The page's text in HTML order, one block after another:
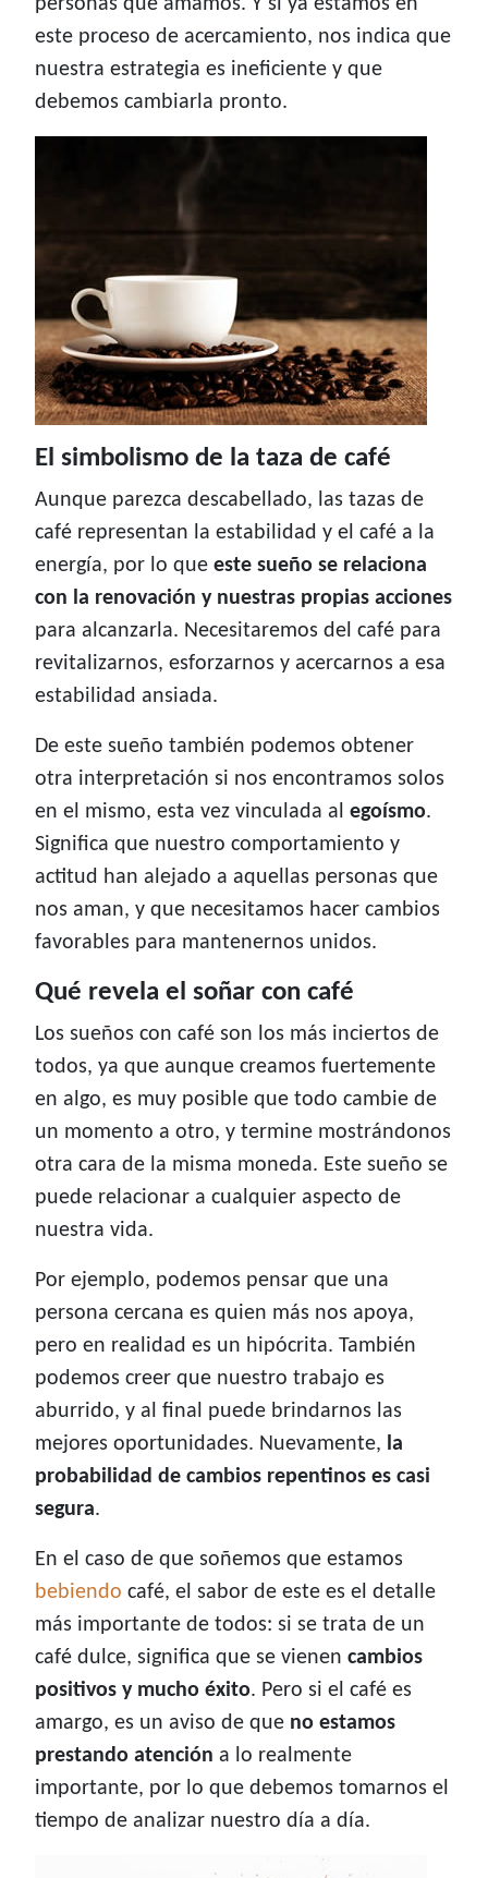
personas que amamos. Y si ya estamos en
este proceso de acercamiento, nos indica que
nuestra estrategia es ineficiente y que
debemos cambiarla pronto.
El simbolismo de la taza de café
Aunque parezca descabellado, las tazas de
café representan la estabilidad y el café a la
energía, por lo que este sueño se relaciona
con la renovación y nuestras propias acciones
para alcanzarla. Necesitaremos del café para
revitalizarnos, esforzarnos y acercarnos a esa
estabilidad ansiada.
De este sueño también podemos obtener
otra interpretación si nos encontramos solos
en el mismo, esta vez vinculada al egoísmo.
Significa que nuestro comportamiento y
actitud han alejado a aquellas personas que
nos aman, y que necesitamos hacer cambios
favorables para mantenernos unidos.
Qué revela el soñar con café
Los sueños con café son los más inciertos de
todos, ya que aunque creamos fuertemente
en algo, es muy posible que todo cambie de
un momento a otro, y termine mostrándonos
otra cara de la misma moneda. Este sueño se
puede relacionar a cualquier aspecto de
nuestra vida.
Por ejemplo, podemos pensar que una
persona cercana es quien más nos apoya,
pero en realidad es un hipócrita. También
podemos creer que nuestro trabajo es
aburrido, y al final puede brindarnos las
mejores oportunidades. Nuevamente, la
probabilidad de cambios repentinos es casi
segura.
En el caso de que soñemos que estamos
bebiendo café, el sabor de este es el detalle
más importante de todos: si se trata de un
café dulce, significa que se vienen cambios
positivos y mucho éxito. Pero si el café es
amargo, es un aviso de que no estamos
prestando atención a lo realmente
importante, por lo que debemos tomarnos el
tiempo de analizar nuestro día a día.